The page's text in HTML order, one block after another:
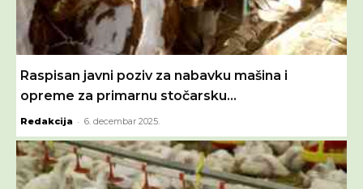
Raspisan javni poziv za nabavku mašina i
opreme za primarnu stočarsku...
Redakcija - 6. decembar 2025.